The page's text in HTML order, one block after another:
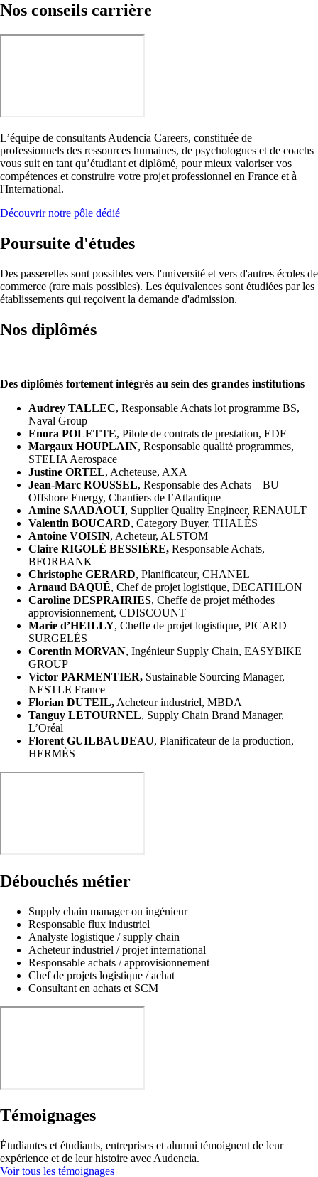
Nos conseils carrière
L’équipe de consultants Audencia Careers, constituée de
professionnels des ressources humaines, de psychologues et de coachs
vous suit en tant qu’étudiant et diplômé, pour mieux valoriser vos
compétences et construire votre projet professionnel en France et à
l'International.
Découvrir notre pôle dédié
Poursuite d'études
Des passerelles sont possibles vers l'université et vers d'autres écoles de
commerce (rare mais possibles). Les équivalences sont étudiées par les
établissements qui reçoivent la demande d'admission.
Nos diplômés
Des diplômés fortement intégrés au sein des grandes institutions
Audrey TALLEC, Responsable Achats lot programme BS,
Naval Group
Enora POLETTE, Pilote de contrats de prestation, EDF
Margaux HOUPLAIN, Responsable qualité programmes,
STELIA Aerospace
Justine ORTEL, Acheteuse, AXA
Jean-Marc ROUSSEL, Responsable des Achats – BU
Offshore Energy, Chantiers de l’Atlantique
Amine SAADAOUI, Supplier Quality Engineer, RENAULT
Valentin BOUCARD, Category Buyer, THALÈS
Antoine VOISIN, Acheteur, ALSTOM
Claire RIGOLÉ BESSIÈRE, Responsable Achats,
BFORBANK
Christophe GERARD, Planificateur, CHANEL
Arnaud BAQUÉ, Chef de projet logistique, DECATHLON
Caroline DESPRAIRIES, Cheffe de projet méthodes
approvisionnement, CDISCOUNT
Marie d’HEILLY, Cheffe de projet logistique, PICARD
SURGELÉS
Corentin MORVAN, Ingénieur Supply Chain, EASYBIKE
GROUP
Victor PARMENTIER, Sustainable Sourcing Manager,
NESTLE France
Florian DUTEIL, Acheteur industriel, MBDA
Tanguy LETOURNEL, Supply Chain Brand Manager,
L’Oréal
Florent GUILBAUDEAU, Planificateur de la production,
HERMÈS
Débouchés métier
Supply chain manager ou ingénieur
Responsable flux industriel
Analyste logistique / supply chain
Acheteur industriel / projet international
Responsable achats / approvisionnement
Chef de projets logistique / achat
Consultant en achats et SCM
Témoignages
Étudiantes et étudiants, entreprises et alumni témoignent de leur
expérience et de leur histoire avec Audencia.
Voir tous les témoignages